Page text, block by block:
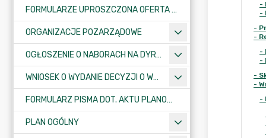
FORMULARZE UPROSZCZONA OFERTA WYKONANIA ZADANIA PUBLICZNEGO
ORGANIZACJE POZARZĄDOWE
OGŁOSZENIE O NABORACH NA DYREKTORÓW PLACÓWEK OŚWIATOWYCH
WNIOSEK O WYDANIE DECYZJI O WARUNKACH ZABUDOWY/O USTALENIE INWESTYCJI CELU PUBLICZNEGO
FORMULARZ PISMA DOT. AKTU PLANOWANIA PRZESTRZENNEGO
PLAN OGÓLNY
-
-
-
-
-
-
-
-
-